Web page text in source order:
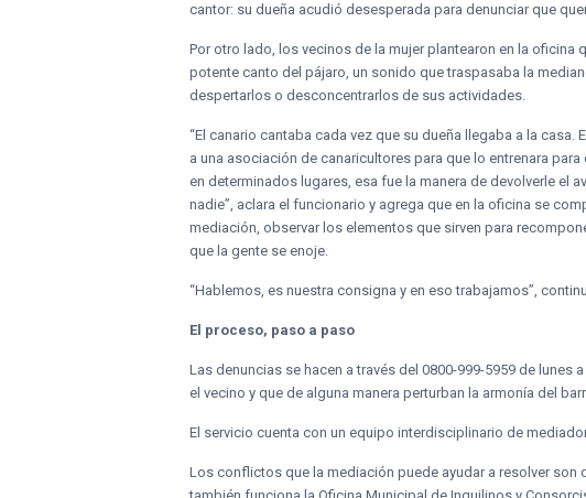
cantor: su dueña acudió desesperada para denunciar que
Por otro lado, los vecinos de la mujer plantearon en la oficina
potente canto del pájaro, un sonido que traspasaba la
despertarlos o desconcentrarlos de sus actividades.
“El canario cantaba cada vez que su dueña llegaba a la
a una asociación de canaricultores para que lo entrenara
en determinados lugares, esa fue la manera de devolverle el
nadie”, aclara el funcionario y agrega que en la oficina se
mediación, observar los elementos que sirven para
que la gente se enoje.
“Hablemos, es nuestra consigna y en eso trabajamos”,
El proceso, paso a paso
Las denuncias se hacen a través del 0800-999-5959 de
el vecino y que de alguna manera perturban la armonía del
El servicio cuenta con un equipo interdisciplinario de
Los conflictos que la mediación puede ayudar a resolver